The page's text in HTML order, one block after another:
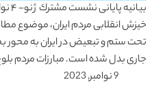
خیزش انقلابی مردم ایران، موضوع
تحت ستم و تبعیض در ایران به
جاری بدل شده است. مبارزات مردم
9 نوامبر, 2023